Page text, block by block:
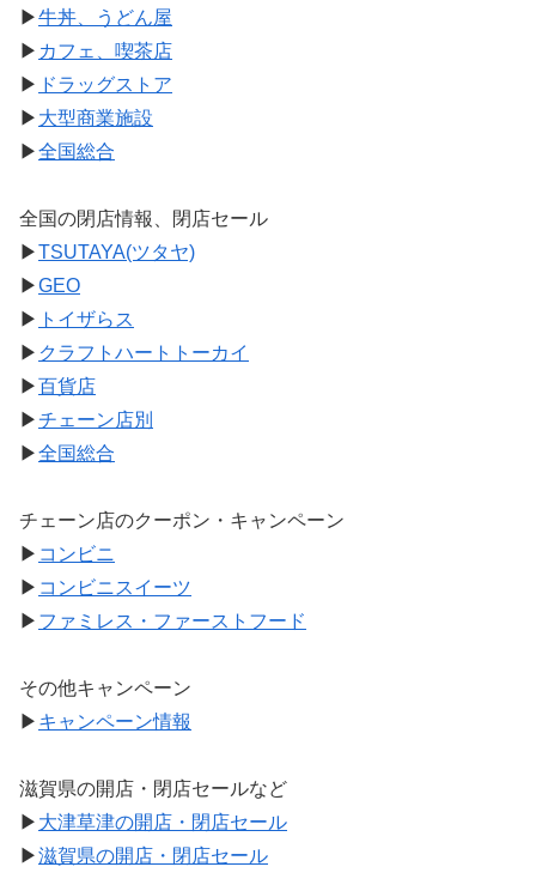
▶牛丼、うどん屋
▶ カフェ、喫茶店
▶ ドラッグストア
▶ 大型商業施設
▶全国総合
全国の閉店情報、閉店セール
▶TSUTAYA(ツタヤ)
▶GEO
▶ トイザらス
▶ クラフトハートトーカイ
▶百貨店
▶チェーン店別
▶全国総合
チェーン店のクーポン・キャンペーン
▶ コンビニ
▶ コンビニスイーツ
▶ ファミレス・ファーストフード
その他キャンペーン
▶ キャンペーン情報
滋賀県の開店・閉店セールなど
▶ 大津草津の開店・閉店セール
▶滋賀県の開店・閉店セール